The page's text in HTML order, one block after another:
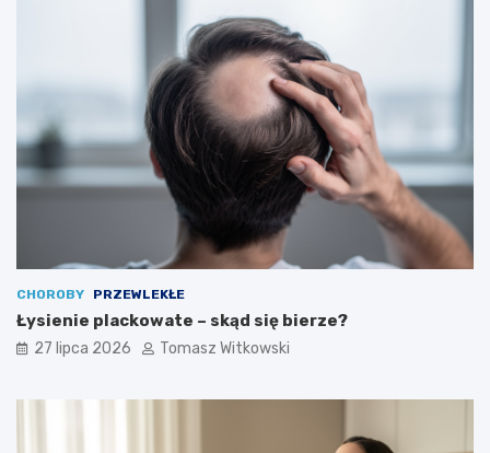
CHOROBY PRZEWLEKŁE
Łysienie plackowate – skąd się bierze?
27 lipca 2026 Tomasz Witkowski